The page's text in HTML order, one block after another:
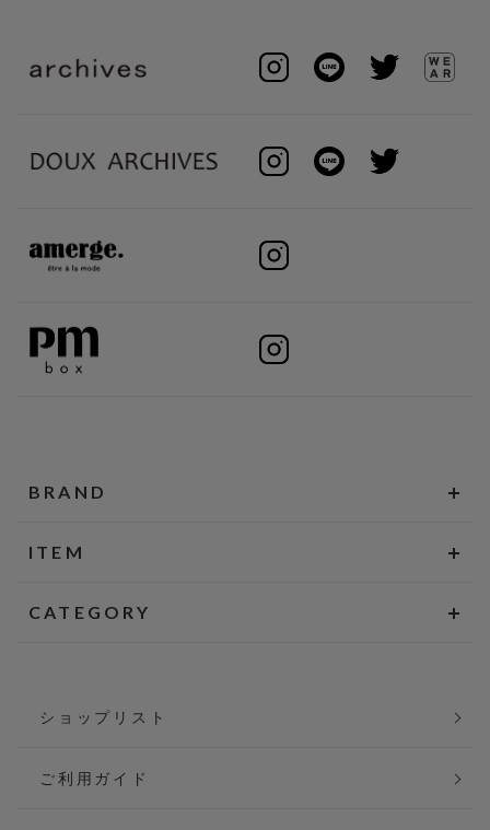
BRAND
ITEM
CATEGORY
ショップリスト
ご利用ガイド